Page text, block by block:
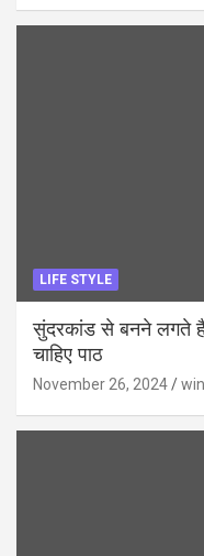
LIFE STYLE
सुंदरकांड से बनने लगते हैं
चाहिए पाठ
November 26, 2024